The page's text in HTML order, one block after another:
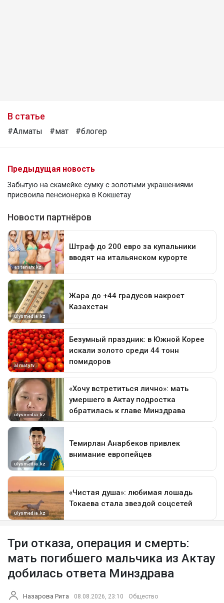
В статье
#Алматы #мат #блогер
Предыдущая новость
Забытую на скамейке сумку с золотыми украшениями
присвоила пенсионерка в Кокшетау
Три отказа, операция и смерть:
мать погибшего мальчика из Актау
добилась ответа Минздрава
Назарова Рита 08.08.2026, 23:10 Общество